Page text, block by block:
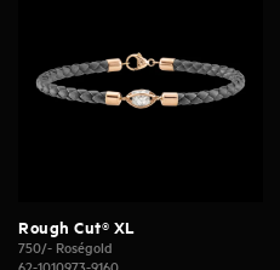
Rough Cut® XL
750/- Roségold